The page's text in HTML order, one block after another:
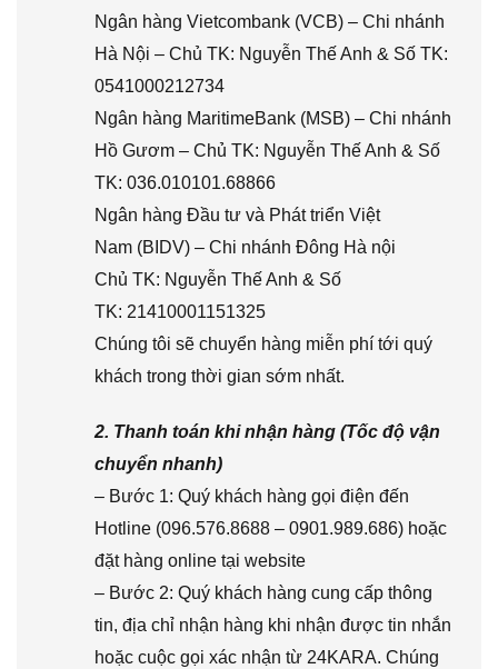
Ngân hàng Vietcombank (VCB) – Chi nhánh
Hà Nội – Chủ TK: Nguyễn Thế Anh & Số TK:
0541000212734
Ngân hàng MaritimeBank (MSB) – Chi nhánh
Hồ Gươm – Chủ TK: Nguyễn Thế Anh & Số
TK: 036.010101.68866
Ngân hàng Đầu tư và Phát triển Việt
Nam (BIDV) – Chi nhánh Đông Hà nội
Chủ TK: Nguyễn Thế Anh & Số
TK: 21410001151325
Chúng tôi sẽ chuyển hàng miễn phí tới quý
khách trong thời gian sớm nhất.
2. Thanh toán khi nhận hàng (Tốc độ vận
chuyển nhanh)
– Bước 1: Quý khách hàng gọi điện đến
Hotline (096.576.8688 – 0901.989.686) hoặc
đặt hàng online tại website
– Bước 2: Quý khách hàng cung cấp thông
tin, địa chỉ nhận hàng khi nhận được tin nhắn
hoặc cuộc gọi xác nhận từ 24KARA. Chúng